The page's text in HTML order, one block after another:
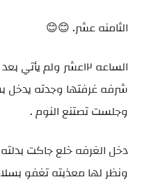
الثامنه عشر. 😊😊
الساعه ١٢عشر ولم
شرفه غرفتها وجدته يدخل
وجلست تصتنع النوم .
دخل الغرفه خلع جاكت
ونظر لها معذبته تغفو